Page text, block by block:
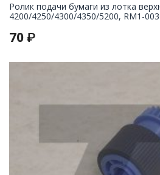
Ролик подачи бумаги из лотка
4200/4250/4300/4350/5200, RM1-
70 ₽